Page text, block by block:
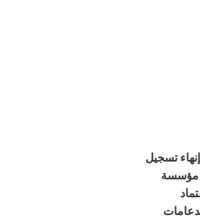
تسجيل